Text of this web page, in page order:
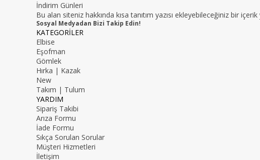
İndirim Günleri
Bu alan siteniz hakkında kısa tanıtım yazısı ekleyebileceğiniz bir
Sosyal Medyadan Bizi Takip Edin!
KATEGORİLER
Elbise
Eşofman
Gömlek
Hırka | Kazak
New
Takım | Tulum
YARDIM
Sipariş Takibi
Arıza Formu
İade Formu
Sıkça Sorulan Sorular
Müşteri Hizmetleri
İletişim